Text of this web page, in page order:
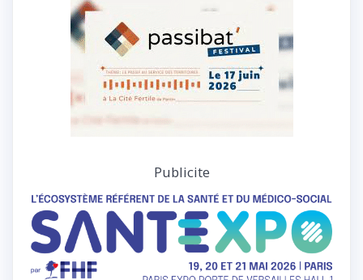
Publicite